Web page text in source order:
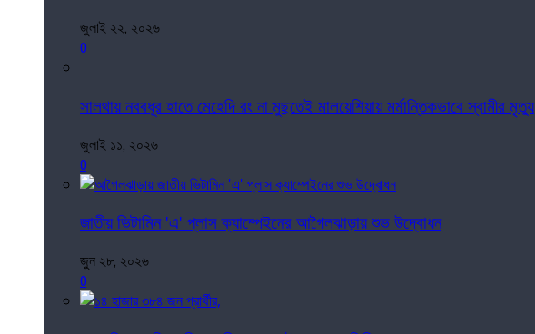
জুলাই ২২, ২০২৬
0
সালথায় নববধূর হাতে মেহেদি রং না মুছতেই মালয়েশিয়ায় মর্মান্তিকভাবে স্বামীর মৃত্যু
জুলাই ১১, ২০২৬
0
জাতীয় ভিটামিন 'এ' প্লাস ক্যাম্পেইনের আগৈলঝাড়ায় শুভ উদ্বোধন
জুন ২৮, ২০২৬
0